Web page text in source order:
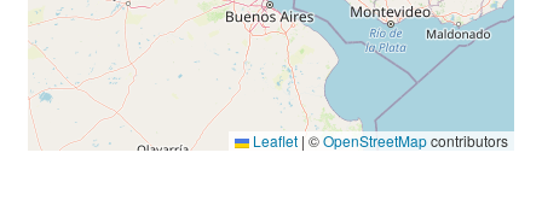
Leaflet | ©OpenStreetMapcontributors